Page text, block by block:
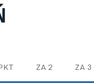
ZA 2 ZA 3